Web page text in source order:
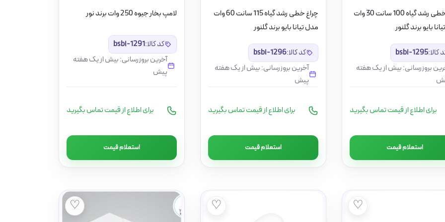
چراغ خطی رشد گیاه 100 سانت 30 وات
بایو برند گلنور
کالا:bsbi-1295
بروزرسانی: بیش از یک هفته
برای اطلاع از قیمت تماس بگیرید
استعلام قیمت
چراغ خطی رشد گیاه 115 سانت 60 وات
مدل تیانا بایو برند گلنور
کد کالا:bsbi-1296
آخرین بروزرسانی: بیش از یک هفته
پیش
برای اطلاع از قیمت تماس بگیرید
استعلام قیمت
لامپ بخار جیوه 250 وات برند نور
کد کالا:bsbi-1291
آخرین بروزرسانی: بیش از یک هفته
پیش
برای اطلاع از قیمت تماس بگیرید
استعلام قیمت
♡
♡
♡